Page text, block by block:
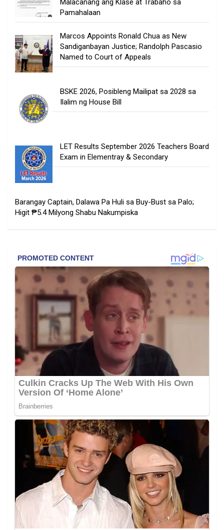
Pamahalaan
Marcos Appoints Ronald Chua as New
Sandiganbayan Justice; Randolph Pascasio
Named to Court of Appeals
BSKE 2026, Posibleng Mailipat sa 2028 sa
Ilalim ng House Bill
LET Results September 2026 Teachers Board
Exam in Elementray & Secondary
Barangay Captain, Dalawa Pa Huli sa Buy-Bust sa Palo;
Higit ₱5.4 Milyong Shabu Nakumpiska